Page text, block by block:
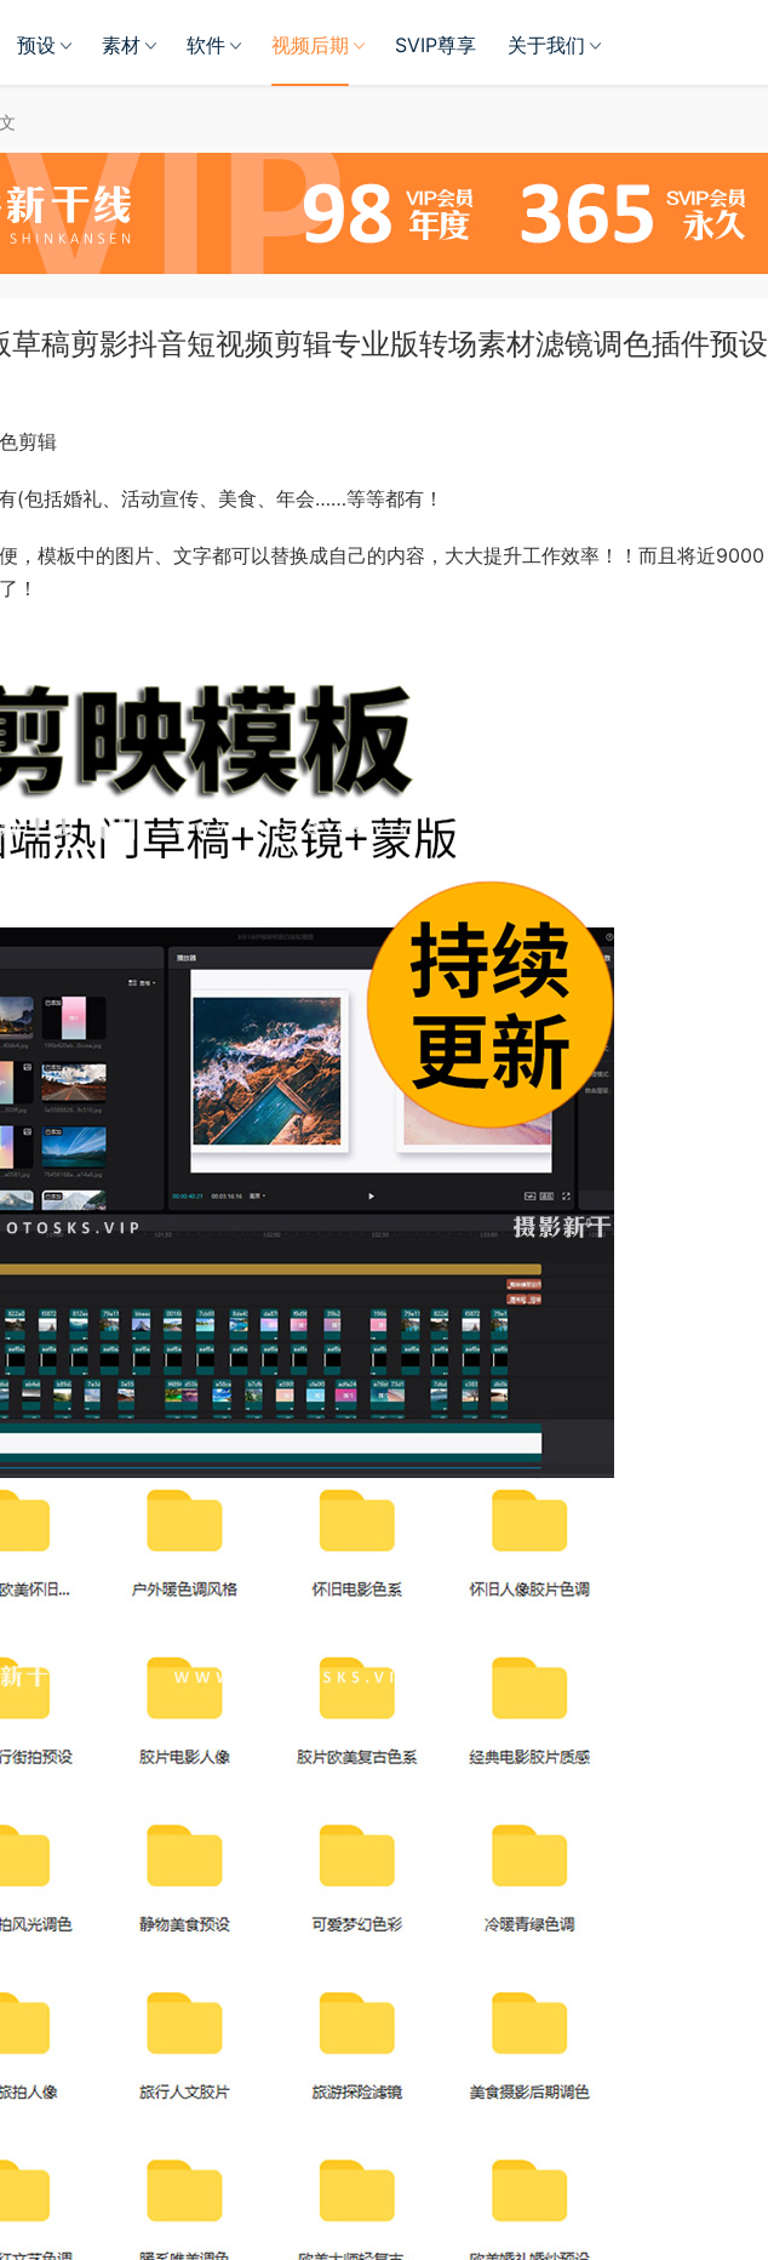
预设 素材 软件 视频后期 SVIP尊享 关于我们
草稿剪影抖音短视频剪辑专业版转场素材滤镜调色插件预设
剪辑
(包括婚礼、活动宣传、美食、年会……等等都有！
，模板中的图片、文字都可以替换成自己的内容，大大提升工作效率！！而且将近9000
！